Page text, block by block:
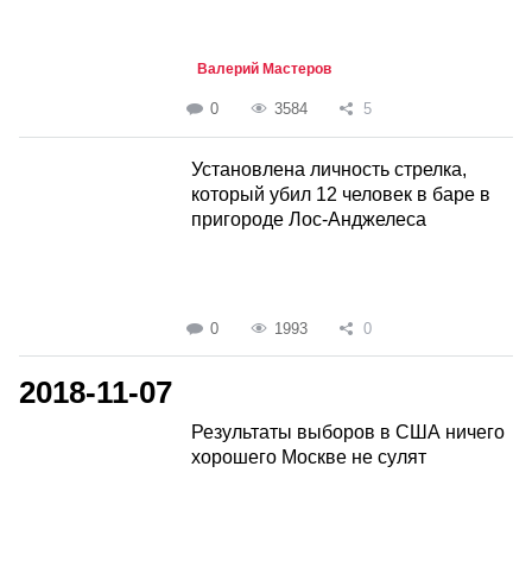
Валерий Мастеров
0 3584 5
Установлена личность стрелка,
который убил 12 человек в баре в
пригороде Лос-Анджелеса
0 1993 0
2018-11-07
Результаты выборов в США ничего
хорошего Москве не сулят